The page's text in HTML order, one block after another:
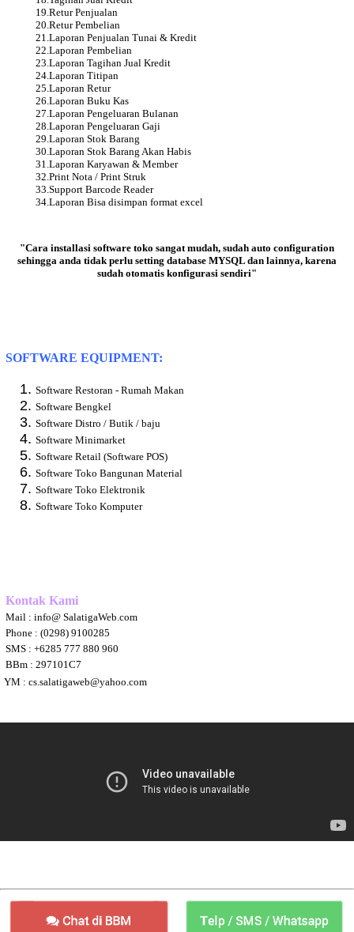
19.Retur Penjualan
20.Retur Pembelian
21.Laporan Penjualan Tunai & Kredit
22.Laporan Pembelian
23.Laporan Tagihan Jual Kredit
24.Laporan Titipan
25.Laporan Retur
26.Laporan Buku Kas
27.Laporan Pengeluaran Bulanan
28.Laporan Pengeluaran Gaji
29.Laporan Stok Barang
30.Laporan Stok Barang Akan Habis
31.Laporan Karyawan & Member
32.Print Nota / Print Struk
33.Support Barcode Reader
34.Laporan Bisa disimpan format excel
"Cara installasi software toko sangat mudah, sudah auto configuration
sehingga anda tidak perlu setting database MYSQL dan lainnya, karena
sudah otomatis konfigurasi sendiri"
SOFTWARE EQUIPMENT:
Software Restoran - Rumah Makan
Software Bengkel
Software Distro / Butik / baju
Software Minimarket
Software Retail (Software POS)
Software Toko Bangunan Material
Software Toko Elektronik
Software Toko Komputer
Kontak Kami
Mail : info@ SalatigaWeb.com
Phone : (0298) 9100285
SMS : +6285 777 880 960
BBm : 297101C7
YM : cs.salatigaweb@yahoo.com